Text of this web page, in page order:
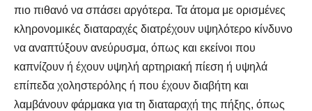
πιο πιθανό να σπάσει αργότερα. Τα άτομα με ορισμένες
κληρονομικές διαταραχές διατρέχουν υψηλότερο κίνδυνο
να αναπτύξουν ανεύρυσμα, όπως και εκείνοι που
καπνίζουν ή έχουν υψηλή αρτηριακή πίεση ή υψηλά
επίπεδα χοληστερόλης ή που έχουν διαβήτη και
λαμβάνουν φάρμακα για τη διαταραχή της πήξης, όπως